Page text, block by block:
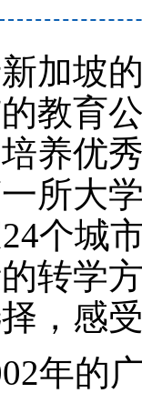
坡的
教育
养优
所大
个城
转学
，感
的广